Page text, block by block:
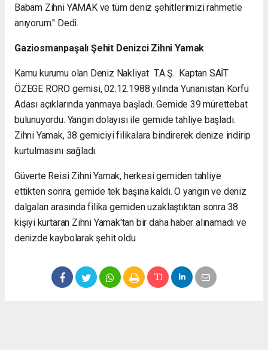
Babam Zihni YAMAK ve tüm deniz şehitlerimizi rahmetle
anıyorum." Dedi.
Gaziosmanpaşalı Şehit Denizci Zihni Yamak
Kamu kurumu olan Deniz Nakliyat T.A.Ş. Kaptan SAİT
ÖZEGE RORO gemisi, 02.12.1988 yılında Yunanistan Korfu
Adası açıklarında yanmaya başladı. Gemide 39 mürettebat
bulunuyordu. Yangın dolayısı ile gemide tahliye başladı.
Zihni Yamak, 38 gemiciyi filikalara bindirerek denize indirip
kurtulmasını sağladı.
Güverte Reisi Zihni Yamak, herkesi gemiden tahliye
ettikten sonra, gemide tek başına kaldı. O yangın ve deniz
dalgaları arasında filika gemiden uzaklaştıktan sonra 38
kişiyi kurtaran Zihni Yamak'tan bir daha haber alınamadı ve
denizde kaybolarak şehit oldu.